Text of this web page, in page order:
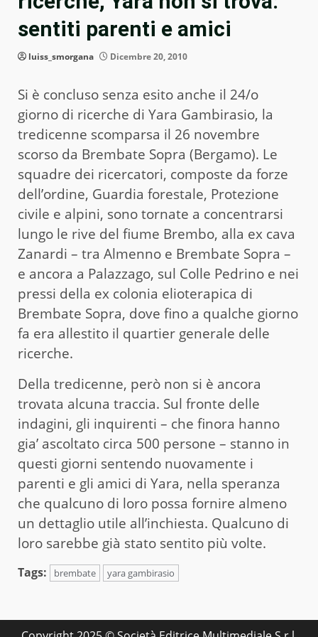
sentiti parenti e amici
luiss_smorgana Dicembre 20, 2010
Si è concluso senza esito anche il 24/o
giorno di ricerche di Yara Gambirasio, la
tredicenne scomparsa il 26 novembre
scorso da Brembate Sopra (Bergamo). Le
squadre dei ricercatori, composte da forze
dell’ordine, Guardia forestale, Protezione
civile e alpini, sono tornate a concentrarsi
lungo le rive del fiume Brembo, alla ex cava
Zanardi – tra Almenno e Brembate Sopra –
e ancora a Palazzago, sul Colle Pedrino e nei
pressi della ex colonia elioterapica di
Brembate Sopra, dove fino a qualche giorno
fa era allestito il quartier generale delle
ricerche.
Della tredicenne, però non si è ancora
trovata alcuna traccia. Sul fronte delle
indagini, gli inquirenti – che finora hanno
gia’ ascoltato circa 500 persone – stanno in
questi giorni sentendo nuovamente i
parenti e gli amici di Yara, nella speranza
che qualcuno di loro possa fornire almeno
un dettaglio utile all’inchiesta. Qualcuno di
loro sarebbe già stato sentito più volte.
Tags: brembate yara gambirasio